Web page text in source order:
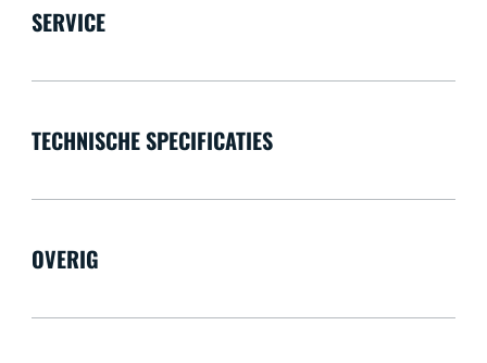
SERVICE
TECHNISCHE SPECIFICATIES
OVERIG